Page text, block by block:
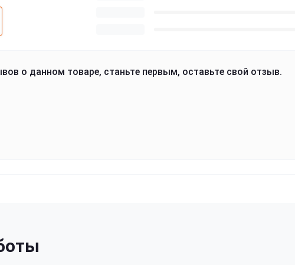
о данном товаре, станьте первым, оставьте свой отзыв.